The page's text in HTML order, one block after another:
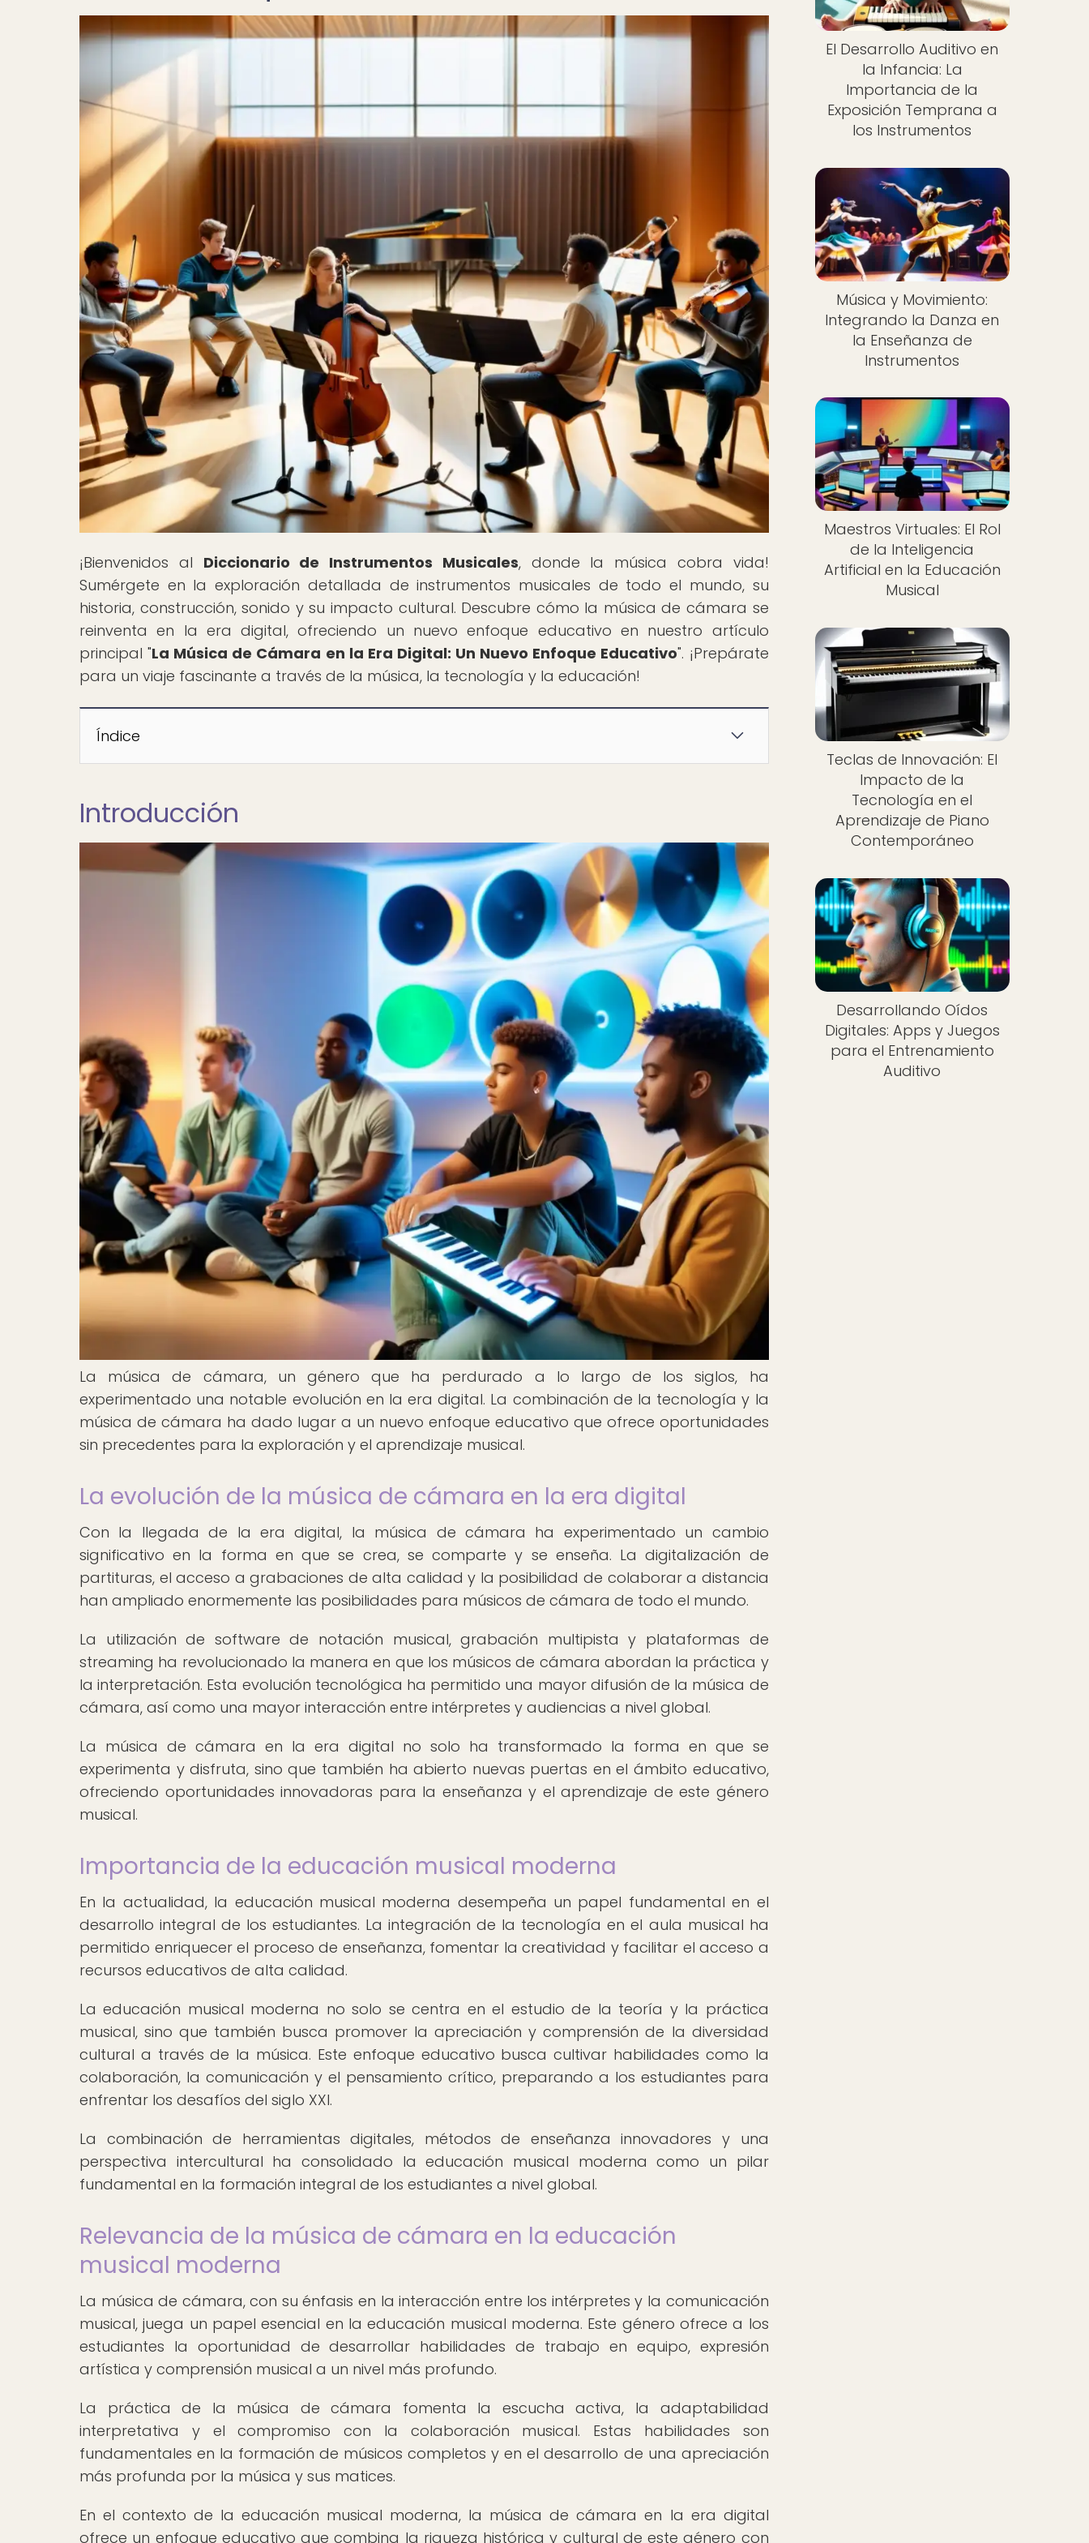
¡Bienvenidos al Diccionario de Instrumentos Musicales, donde la música cobra vida!
Sumérgete en la exploración detallada de instrumentos musicales de todo el mundo, su
historia, construcción, sonido y su impacto cultural. Descubre cómo la música de cámara se
reinventa en la era digital, ofreciendo un nuevo enfoque educativo en nuestro artículo
principal "La Música de Cámara en la Era Digital: Un Nuevo Enfoque Educativo". ¡Prepárate
para un viaje fascinante a través de la música, la tecnología y la educación!
Índice
Introducción
La música de cámara, un género que ha perdurado a lo largo de los siglos, ha
experimentado una notable evolución en la era digital. La combinación de la tecnología y la
música de cámara ha dado lugar a un nuevo enfoque educativo que ofrece oportunidades
sin precedentes para la exploración y el aprendizaje musical.
La evolución de la música de cámara en la era digital
Con la llegada de la era digital, la música de cámara ha experimentado un cambio
significativo en la forma en que se crea, se comparte y se enseña. La digitalización de
partituras, el acceso a grabaciones de alta calidad y la posibilidad de colaborar a distancia
han ampliado enormemente las posibilidades para músicos de cámara de todo el mundo.
La utilización de software de notación musical, grabación multipista y plataformas de
streaming ha revolucionado la manera en que los músicos de cámara abordan la práctica y
la interpretación. Esta evolución tecnológica ha permitido una mayor difusión de la música de
cámara, así como una mayor interacción entre intérpretes y audiencias a nivel global.
La música de cámara en la era digital no solo ha transformado la forma en que se
experimenta y disfruta, sino que también ha abierto nuevas puertas en el ámbito educativo,
ofreciendo oportunidades innovadoras para la enseñanza y el aprendizaje de este género
musical.
Importancia de la educación musical moderna
En la actualidad, la educación musical moderna desempeña un papel fundamental en el
desarrollo integral de los estudiantes. La integración de la tecnología en el aula musical ha
permitido enriquecer el proceso de enseñanza, fomentar la creatividad y facilitar el acceso a
recursos educativos de alta calidad.
La educación musical moderna no solo se centra en el estudio de la teoría y la práctica
musical, sino que también busca promover la apreciación y comprensión de la diversidad
cultural a través de la música. Este enfoque educativo busca cultivar habilidades como la
colaboración, la comunicación y el pensamiento crítico, preparando a los estudiantes para
enfrentar los desafíos del siglo XXI.
La combinación de herramientas digitales, métodos de enseñanza innovadores y una
perspectiva intercultural ha consolidado la educación musical moderna como un pilar
fundamental en la formación integral de los estudiantes a nivel global.
Relevancia de la música de cámara en la educación
musical moderna
La música de cámara, con su énfasis en la interacción entre los intérpretes y la comunicación
musical, juega un papel esencial en la educación musical moderna. Este género ofrece a los
estudiantes la oportunidad de desarrollar habilidades de trabajo en equipo, expresión
artística y comprensión musical a un nivel más profundo.
La práctica de la música de cámara fomenta la escucha activa, la adaptabilidad
interpretativa y el compromiso con la colaboración musical. Estas habilidades son
fundamentales en la formación de músicos completos y en el desarrollo de una apreciación
más profunda por la música y sus matices.
En el contexto de la educación musical moderna, la música de cámara en la era digital
ofrece un enfoque educativo que combina la riqueza histórica y cultural de este género con
El Desarrollo Auditivo en
la Infancia: La
Importancia de la
Exposición Temprana a
los Instrumentos
Música y Movimiento:
Integrando la Danza en
la Enseñanza de
Instrumentos
Maestros Virtuales: El Rol
de la Inteligencia
Artificial en la Educación
Musical
Teclas de Innovación: El
Impacto de la
Tecnología en el
Aprendizaje de Piano
Contemporáneo
Desarrollando Oídos
Digitales: Apps y Juegos
para el Entrenamiento
Auditivo